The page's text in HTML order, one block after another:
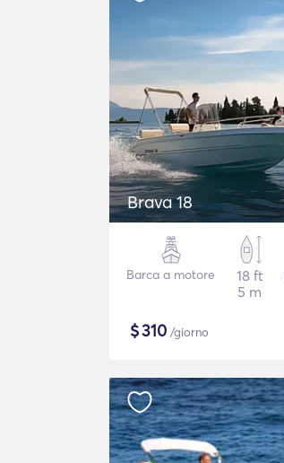
Brava 18
Barca a motore
18 ft
5 m
$310 /giorno